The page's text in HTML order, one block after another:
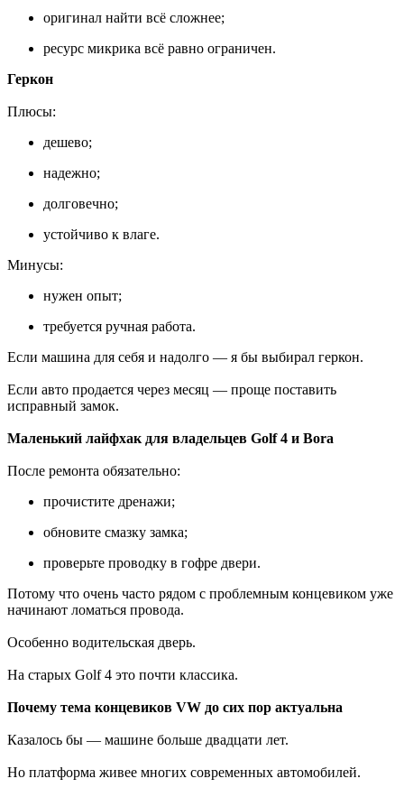
оригинал найти всё сложнее;
ресурс микрика всё равно ограничен.
Геркон
Плюсы:
дешево;
надежно;
долговечно;
устойчиво к влаге.
Минусы:
нужен опыт;
требуется ручная работа.
Если машина для себя и надолго — я бы выбирал геркон.
Если авто продается через месяц — проще поставить
исправный замок.
Маленький лайфхак для владельцев Golf 4 и Bora
После ремонта обязательно:
прочистите дренажи;
обновите смазку замка;
проверьте проводку в гофре двери.
Потому что очень часто рядом с проблемным концевиком уже
начинают ломаться провода.
Особенно водительская дверь.
На старых Golf 4 это почти классика.
Почему тема концевиков VW до сих пор актуальна
Казалось бы — машине больше двадцати лет.
Но платформа живее многих современных автомобилей.